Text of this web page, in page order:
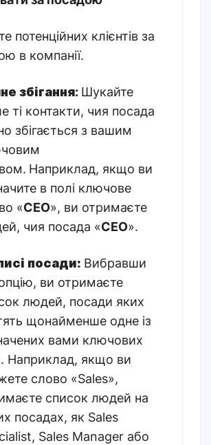
потенційних клієнтів за
в компанії.
збігання: Шукайте
ті контакти, чия посада
збігається з вашим
Наприклад, якщо ви
в полі ключове
«СЕО», ви отримаєте
чия посада «СЕО».
посади: Вибравши
ви отримаєте
людей, посади яких
щонайменше одне із
вами ключових
Наприклад, якщо ви
слово «Sales»,
список людей на
посадах, як Sales
Sales Manager або